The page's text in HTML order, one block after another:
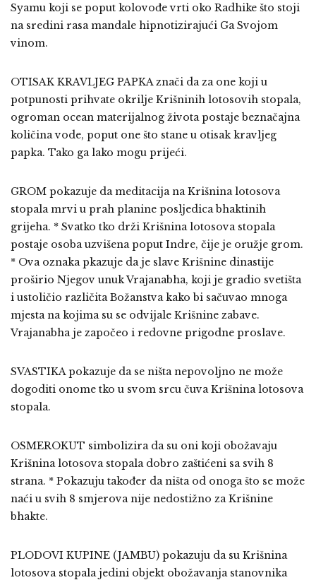
Syamu koji se poput kolovođe vrti oko Radhike što stoji
na sredini rasa mandale hipnotizirajući Ga Svojom
vinom.
OTISAK KRAVLJEG PAPKA znači da za one koji u
potpunosti prihvate okrilje Krišninih lotosovih stopala,
ogroman ocean materijalnog života postaje beznačajna
količina vode, poput one što stane u otisak kravljeg
papka. Tako ga lako mogu prijeći.
GROM pokazuje da meditacija na Krišnina lotosova
stopala mrvi u prah planine posljedica bhaktinih
grijeha. * Svatko tko drži Krišnina lotosova stopala
postaje osoba uzvišena poput Indre, čije je oružje grom.
* Ova oznaka pkazuje da je slave Krišnine dinastije
proširio Njegov unuk Vrajanabha, koji je gradio svetišta
i ustoličio različita Božanstva kako bi sačuvao mnoga
mjesta na kojima su se odvijale Krišnine zabave.
Vrajanabha je započeo i redovne prigodne proslave.
SVASTIKA pokazuje da se ništa nepovoljno ne može
dogoditi onome tko u svom srcu čuva Krišnina lotosova
stopala.
OSMEROKUT simbolizira da su oni koji obožavaju
Krišnina lotosova stopala dobro zaštićeni sa svih 8
strana. * Pokazuju također da ništa od onoga što se može
naći u svih 8 smjerova nije nedostižno za Krišnine
bhakte.
PLODOVI KUPINE (JAMBU) pokazuju da su Krišnina
lotosova stopala jedini objekt obožavanja stanovnika